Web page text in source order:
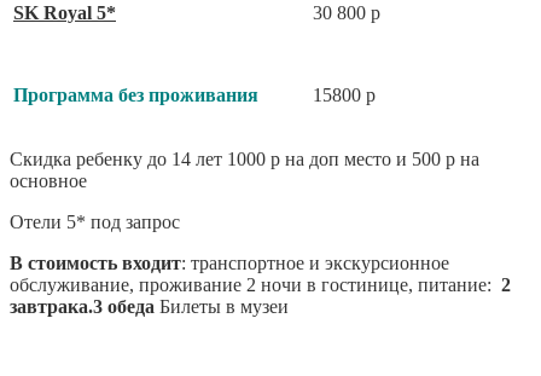
SK Royal 5*
Программа без проживания
30 800 р
15800 р
Скидка ребенку до 14 лет 1000 р на доп место и 500 р на
основное
Отели 5* под запрос
В стоимость входит: транспортное и экскурсионное
обслуживание, проживание 2 ночи в гостинице, питание: 2
завтрака.3 обеда Билеты в музеи